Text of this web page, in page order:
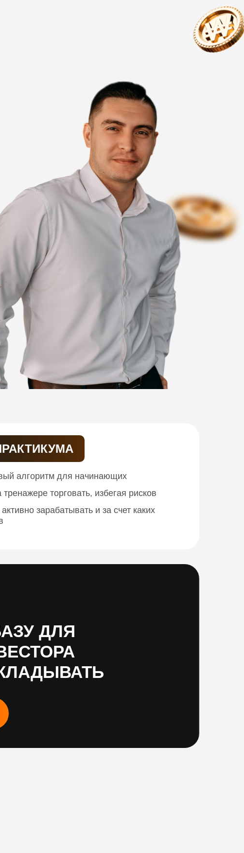
алгоритм для начинающих
тренажере торговать, избегая рисков
зарабатывать и за счет каких
ДЛЯ